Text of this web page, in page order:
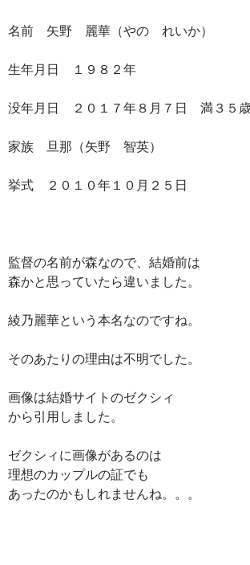
名前 矢野 麗華（やの れいか）
生年月日 １９８２年
没年月日 ２０１７年８月７日 満３５
家族 旦那（矢野 智英）
挙式 ２０１０年１０月２５日
監督の名前が森なので、結婚前は
森かと思っていたら違いました。
綾乃麗華という本名なのですね。
そのあたりの理由は不明でした。
画像は結婚サイトのゼクシィ
から引用しました。
ゼクシィに画像があるのは
理想のカップルの証でも
あったのかもしれませんね。。。